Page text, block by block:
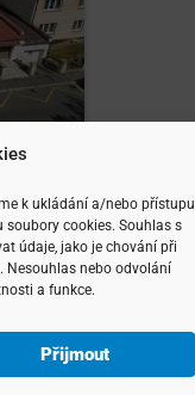
k ukládání a/nebo přístupu
cookies. Souhlas s
údaje, jako je chování při
Nesouhlas nebo odvolání
a funkce.
Přijmout